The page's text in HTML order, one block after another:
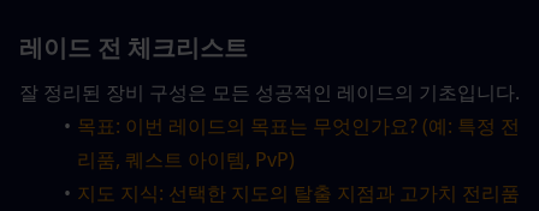
레이드 전 체크리스트
잘 정리된 장비 구성은 모든 성공적인 레이드의 기초입니다.
목표: 이번 레이드의 목표는 무엇인가요? (예: 특정 전
리품, 퀘스트 아이템, PvP)
지도 지식: 선택한 지도의 탈출 지점과 고가치 전리품